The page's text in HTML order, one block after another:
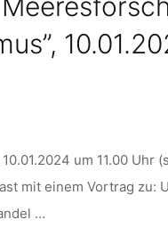
um 11.00 Uhr
mit einem Vortrag zu:
…